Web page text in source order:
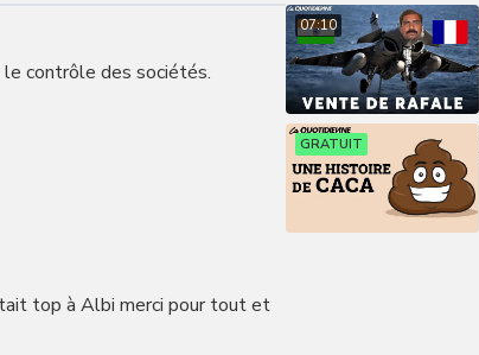
le contrôle des sociétés.
top à Albi merci pour tout et
07:10
GRATUIT